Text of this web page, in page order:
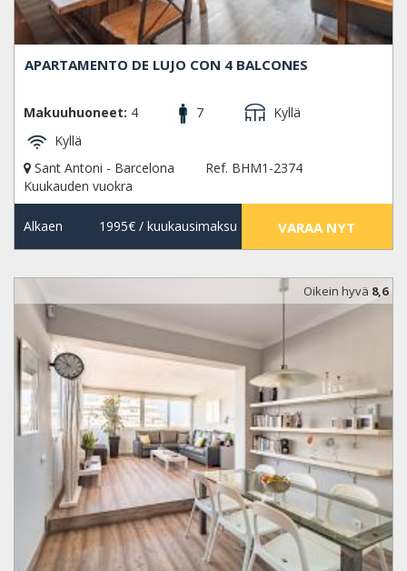
APARTAMENTO DE LUJO CON 4 BALCONES
Makuuhuoneet: 4 7
Kyllä
Kyllä
Sant Antoni - Barcelona
Ref. BHM1-2374
Kuukauden vuokra
Alkaen 1995€/ kuukausimaksu VARAA NYT
Oikein hyvä 8,6